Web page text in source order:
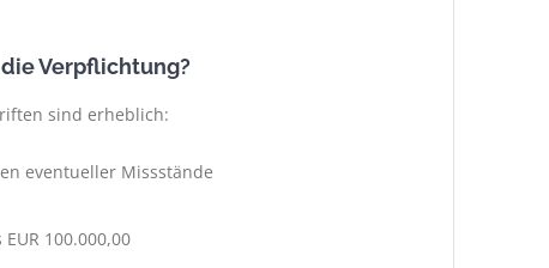
Verpflichtung?
sind erheblich:
eventueller Missstände
100.000,00